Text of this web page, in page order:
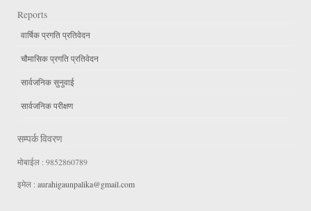
Reports
वार्षिक प्रगति प्रतिवेदन
चौमासिक प्रगति प्रतिवेदन
सार्वजनिक सुनुवाई
सार्वजनिक परीक्षण
सम्पर्क विवरण
मोबाईल : 9852860789
इमेल : aurahigaunpalika@gmail.com